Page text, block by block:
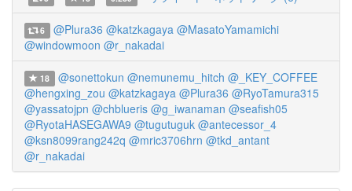
6 @Plura36 @katzkagaya @MasatoYamamichi
@windowmoon @r_nakadai
18 @sonettokun @nemunemu_hitch @_KEY_COFFEE
@hengxing_zou @katzkagaya @Plura36 @RyoTamura315
@yassatojpn @chblueris @g_iwanaman @seafish05
@RyotaHASEGAWA9 @tugutuguk @antecessor_4
@ksn8099rang242q @mric3706hrn @tkd_antant
@r_nakadai